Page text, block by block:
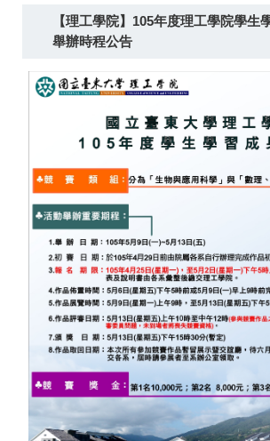
2025學生學習成果展
2023學生學習成果展
2022學生學習成果競賽
2020學生學習成果競賽
2019學生學習成果競賽
2018學生學習成果競賽
2017學生學習成果競賽
2016學生學習成果競賽
2015學生學習成果競賽
【理工學院】105年度理工學院學生
舉辦時程公告